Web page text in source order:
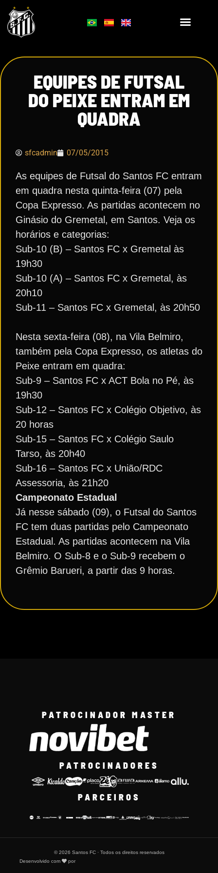
EQUIPES DE FUTSAL
DO PEIXE ENTRAM EM
QUADRA
sfcadmin 07/05/2015
As equipes de Futsal do Santos FC entram
em quadra nesta quinta-feira (07) pela
Copa Expresso. As partidas acontecem no
Ginásio do Gremetal, em Santos. Veja os
horários e categorias:
Sub-10 (B) – Santos FC x Gremetal às
19h30
Sub-10 (A) – Santos FC x Gremetal, às
20h10
Sub-11 – Santos FC x Gremetal, às 20h50
Nesta sexta-feira (08), na Vila Belmiro,
também pela Copa Expresso, os atletas do
Peixe entram em quadra:
Sub-9 – Santos FC x ACT Bola no Pé, às
19h30
Sub-12 – Santos FC x Colégio Objetivo, às
20 horas
Sub-15 – Santos FC x Colégio Saulo
Tarso, às 20h40
Sub-16 – Santos FC x União/RDC
Assessoria, às 21h20
Campeonato Estadual
Já nesse sábado (09), o Futsal do Santos
FC tem duas partidas pelo Campeonato
Estadual. As partidas acontecem na Vila
Belmiro. O Sub-8 e o Sub-9 recebem o
Grêmio Barueri, a partir das 9 horas.
PATROCINADOR MASTER
PATROCINADORES
PARCEIROS
© 2026 Santos FC · Todos os direitos reservados
Desenvolvido com
por